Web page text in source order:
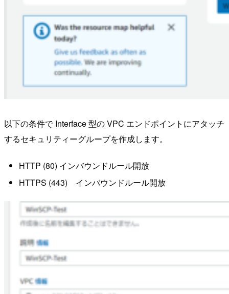
以下の条件で Interface 型の VPC エンドポイントにアタッチ
するセキュリティーグループを作成します。
HTTP (80) インバウンドルール開放
HTTPS (443) インバウンドルール開放